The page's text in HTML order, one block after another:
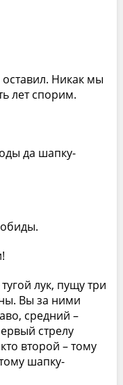
Никак мы
лет спорим.
да шапку-
лук, пущу три
Вы за ними
средний –
стрелу
второй – тому
шапку-